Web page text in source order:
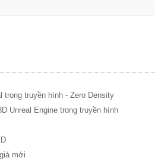
trong truyền hình - Zero Density
Unreal Engine trong truyền hình
mới